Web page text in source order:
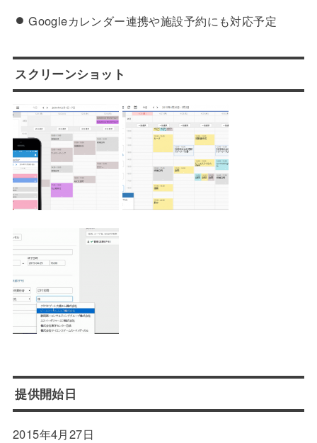
Googleカレンダー連携や施設予約にも対応予定
スクリーンショット
提供開始日
2015年4月27日